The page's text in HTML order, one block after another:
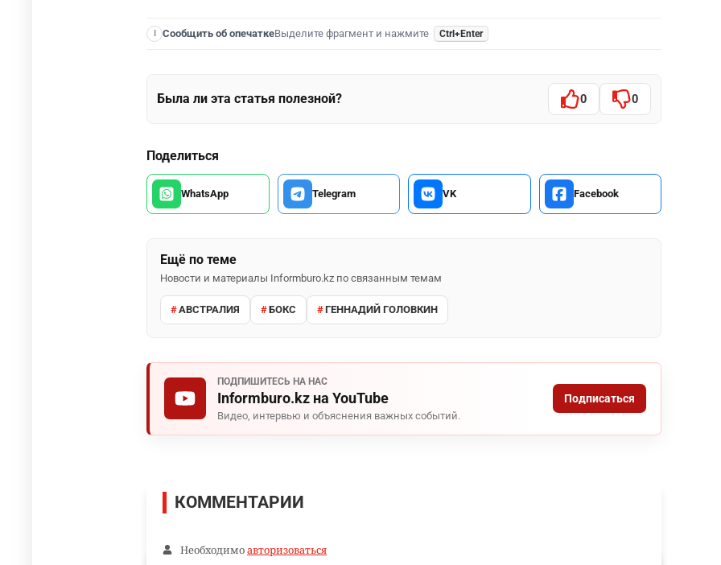
Сообщить об опечаткеВыделите фрагмент и нажмите Ctrl+Enter
Была ли эта статья полезной? 0 0
Поделиться
WhatsApp Telegram VK Facebook
Ещё по теме
Новости и материалы Informburo.kz по связанным темам
АВСТРАЛИЯ БОКС ГЕННАДИЙ ГОЛОВКИН
ПОДПИШИТЕСЬ НА НАС
Informburo.kz на YouTube
Видео, интервью и объяснения важных событий.
Подписаться
КОММЕНТАРИИ
Необходимоавторизоваться